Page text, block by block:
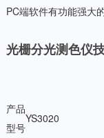
PC端软件有功能强大
光栅分光测色仪
产品
型号
YS3020